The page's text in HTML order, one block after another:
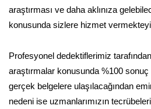
araştırması ve daha aklınıza
konusunda sizlere hizmet
Profesyonel dedektiflerimiz
araştırmalar konusunda %100 sonuç
gerçek belgelere ulaşılacağından
nedeni ise uzmanlarımızın